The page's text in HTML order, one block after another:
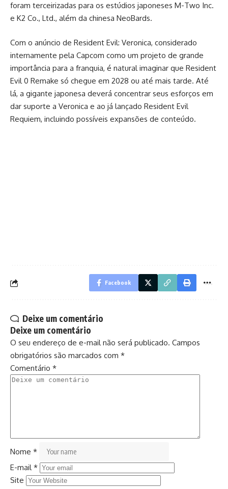
foram terceirizadas para os estúdios japoneses M-Two Inc.
e K2 Co., Ltd., além da chinesa NeoBards.
Com o anúncio de Resident Evil: Veronica, considerado
internamente pela Capcom como um projeto de grande
importância para a franquia, é natural imaginar que Resident
Evil 0 Remake só chegue em 2028 ou até mais tarde. Até
lá, a gigante japonesa deverá concentrar seus esforços em
dar suporte a Veronica e ao já lançado Resident Evil
Requiem, incluindo possíveis expansões de conteúdo.
Facebook
Deixe um comentário
Deixe um comentário
O seu endereço de e-mail não será publicado. Campos
obrigatórios são marcados com *
Comentário *
Nome *
E-mail*
Site